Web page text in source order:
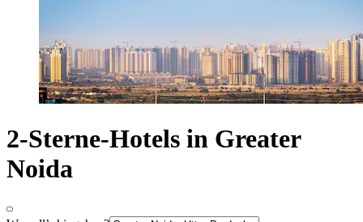
2-Sterne-Hotels in Greater
Noida